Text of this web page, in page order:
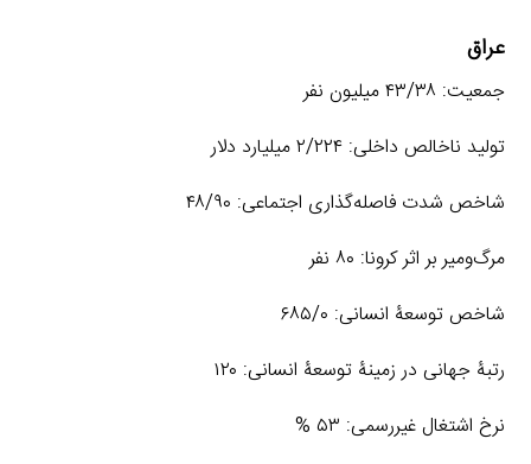
عراق
جمعیت: ۴۳/۳۸ میلیون نفر
تولید ناخالص داخلی: ۲/۲۲۴ میلیارد دلار
شاخص شدت فاصله‌گذاری اجتماعی: ۴۸/۹۰
مرگ‌ومیر بر اثر کرونا: ۸۰ نفر
شاخص توسعۀ انسانی: ۶۸۵/۰
رتبۀ جهانی در زمینۀ توسعۀ انسانی: ۱۲۰
نرخ اشتغال غیررسمی: ۵۳ %